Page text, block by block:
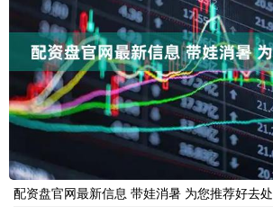
配资盘官网最新信息 带娃消暑 为您推荐好去处